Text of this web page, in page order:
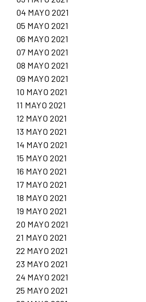
04 MAYO 2021
05 MAYO 2021
06 MAYO 2021
07 MAYO 2021
08 MAYO 2021
09 MAYO 2021
10 MAYO 2021
11 MAYO 2021
12 MAYO 2021
13 MAYO 2021
14 MAYO 2021
15 MAYO 2021
16 MAYO 2021
17 MAYO 2021
18 MAYO 2021
19 MAYO 2021
20 MAYO 2021
21 MAYO 2021
22 MAYO 2021
23 MAYO 2021
24 MAYO 2021
25 MAYO 2021